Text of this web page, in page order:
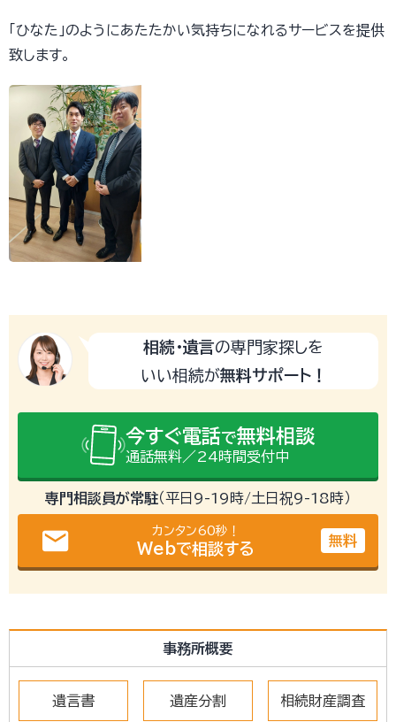
「ひなた」のようにあたたかい気持ちになれるサービスを提供
致します。
相続・遺言の専門家探しを
いい相続が無料サポート！
今すぐ電話で無料相談
通話無料／24時間受付中
専門相談員が常駐（平日9-19時/土日祝9-18時）
email カンタン60秒！
Webで相談する 無料
事務所概要
遺言書 遺産分割 相続財産調査